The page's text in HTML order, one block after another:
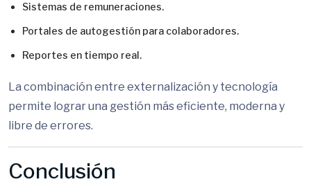
Sistemas de remuneraciones.
Portales de autogestión para colaboradores.
Reportes en tiempo real.
La combinación entre externalización y tecnología
permite lograr una gestión más eficiente, moderna y
libre de errores.
Conclusión